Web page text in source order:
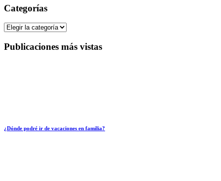
Categorías
Categorías
Publicaciones más vistas
¿Dónde podré ir de vacaciones en familia?